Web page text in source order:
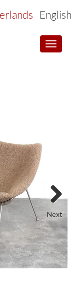
Toggle
English
Next